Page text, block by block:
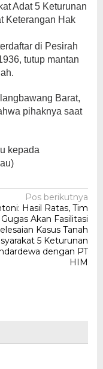
Adat 5 Keturunan
Keterangan Hak
di Pesirah
tutup mantan
Barat,
pihaknya saat
kepada
Pos berikutnya
Hasil Ratas, Tim
Gugas Akan Fasilitasi
Kasus Tanah
5 Keturunan
dengan PT
HIM